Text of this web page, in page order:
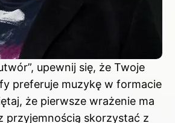
upewnij się, że Twoje
preferuje muzykę w formacie
że pierwsze wrażenie ma
przyjemnością skorzystać z